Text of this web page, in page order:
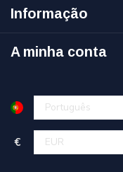
Informação
A minha conta
€